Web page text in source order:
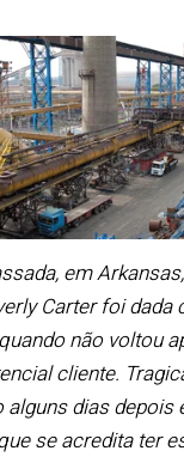
em
Carter foi dada
não voltou
cliente.
dias depois
se acredita ter